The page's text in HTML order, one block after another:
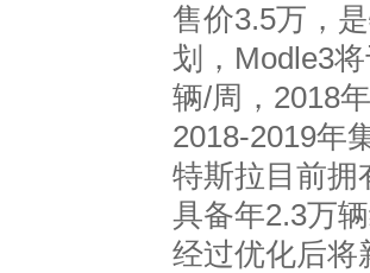
售价3.5万，
划，Modle3
辆/周，2018
2018-2019年
特斯拉目前拥
具备年2.3万
经过优化后将